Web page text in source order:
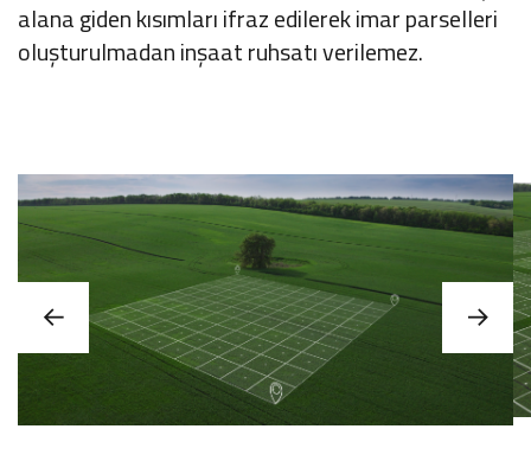
alana giden kısımları ifraz edilerek imar parselleri
oluşturulmadan inşaat ruhsatı verilemez.